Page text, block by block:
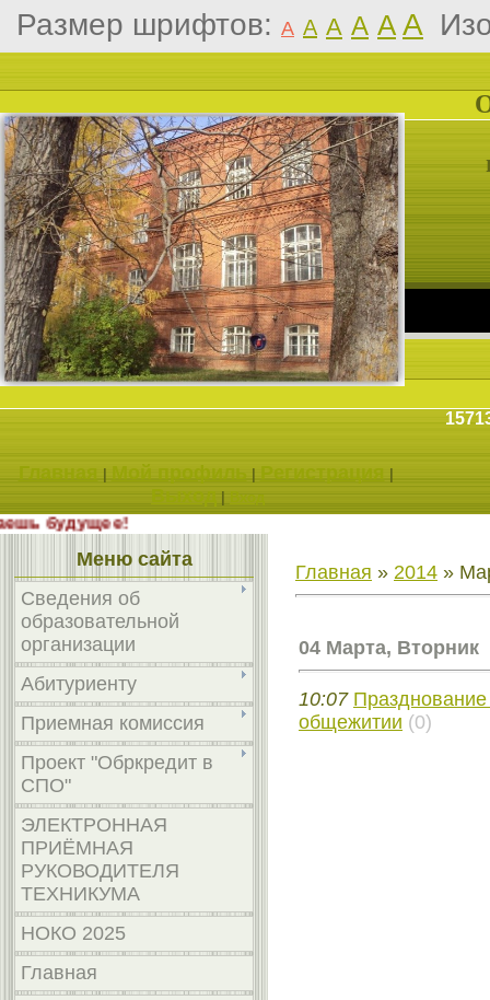
Размер шрифтов: A A A A A A
Главная Мой профиль Регистрация
Выход Вход
выбираешь будущее!
Меню сайта
Сведения об
образовательной
организации
Абитуриенту
Приемная комиссия
Проект "Обркредит в
СПО"
ЭЛЕКТРОННАЯ
ПРИЁМНАЯ
РУКОВОДИТЕЛЯ
ТЕХНИКУМА
НОКО 2025
Главная
Главная » 2014 »
04 Марта, Вторник
10:07
общежитии (0)